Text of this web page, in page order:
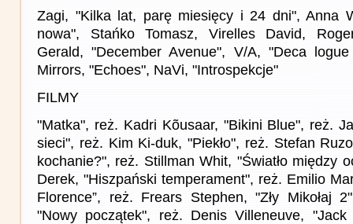
Zagi, "Kilka lat, parę miesięcy i 24 dni", Anna
nowa", Stańko Tomasz, Virelles David,
Gerald, "December Avenue", V/A, "Deca
Mirrors, "Echoes", NaVi, "Introspekcje"
FILMY
"Matka", reż. Kadri Kõusaar, "Bikini Blue", reż.
sieci", reż. Kim Ki-duk, "Piekło", reż. Stefan
kochanie?", reż. Stillman Whit, "Światło między
Derek, "Hiszpański temperament", reż. Emilio
Florence”, reż. Frears Stephen, "Zły Mikołaj
"Nowy początek", reż. Denis Villeneuve,